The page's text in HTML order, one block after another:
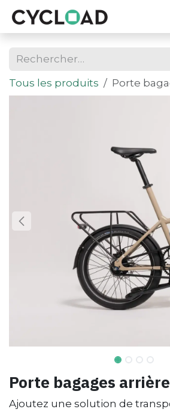
Se rendre au contenu
Tous les produits Porte
Porte bagages
Ajoutez une solution de